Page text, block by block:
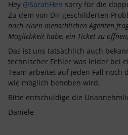
Hey ​ @SarahHen sorry für die
Zu dem von Dir geschilderten
nach einen menschlichen Agenten
Möglichkeit habe, ein Ticket zu
Das ist uns tatsächlich auch
technischer Fehler was leider bei
Team arbeitet auf jeden Fall noch
wie möglich behoben wird.
Bitte entschuldige die
Daniele